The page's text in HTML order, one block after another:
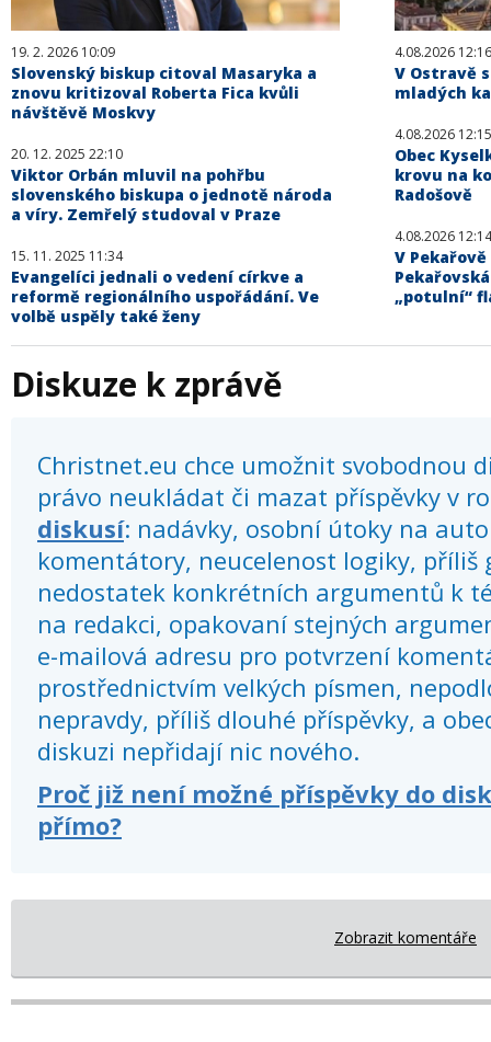
19. 2. 2026 10:09
Slovenský biskup citoval Masaryka a
znovu kritizoval Roberta Fica kvůli
návštěvě Moskvy
20. 12. 2025 22:10
Viktor Orbán mluvil na pohřbu
slovenského biskupa o jednotě národa
a víry. Zemřelý studoval v Praze
15. 11. 2025 11:34
Evangelíci jednali o vedení církve a
reformě regionálního uspořádání. Ve
volbě uspěly také ženy
4.08.2026 12:16
V Ostravě
mladých
4.08.2026 12:15
Obec
krovu na
Radošově
4.08.2026 12:14
V
„potulní“
Diskuze k zprávě
Christnet.eu chce umožnit svobodnou
právo neukládat či mazat příspěvky v
diskusí: nadávky, osobní útoky na
komentátory, neucelenost logiky, příliš
nedostatek konkrétních argumentů k
na redakci, opakovaní stejných
e-mailová adresu pro potvrzení
prostřednictvím velkých písmen,
nepravdy, příliš dlouhé příspěvky, a
diskuzi nepřidají nic nového.
Proč již není možné příspěvky do
přímo?
Zobrazit komentáře